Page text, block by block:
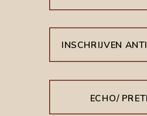
INSCHRIJVEN
ECHO/